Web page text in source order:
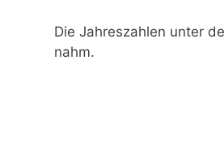
Die Jahreszahlen unter
nahm.